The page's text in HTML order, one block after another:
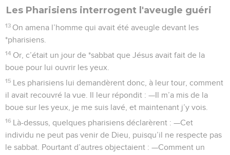
Les Pharisiens interrogent l'aveugle guéri
13 On amena l’homme qui avait été aveugle devant les
*pharisiens.
14 Or, c’était un jour de *sabbat que Jésus avait fait de la
boue pour lui ouvrir les yeux.
15 Les pharisiens lui demandèrent donc, à leur tour, comment
il avait recouvré la vue. Il leur répondit : —Il m’a mis de la
boue sur les yeux, je me suis lavé, et maintenant j’y vois.
16 Là-dessus, quelques pharisiens déclarèrent : —Cet
individu ne peut pas venir de Dieu, puisqu’il ne respecte pas
le sabbat. Pourtant d’autres objectaient : —Comment un